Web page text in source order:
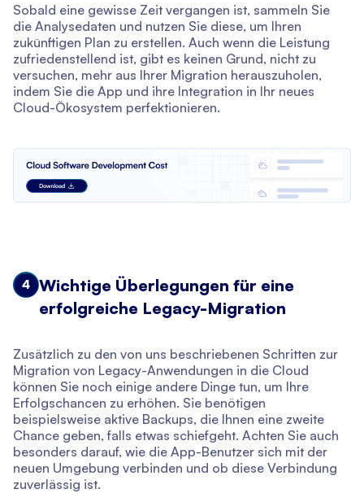
Sobald eine gewisse Zeit vergangen ist, sammeln Sie
die Analysedaten und nutzen Sie diese, um Ihren
zukünftigen Plan zu erstellen. Auch wenn die Leistung
zufriedenstellend ist, gibt es keinen Grund, nicht zu
versuchen, mehr aus Ihrer Migration herauszuholen,
indem Sie die App und ihre Integration in Ihr neues
Cloud-Ökosystem perfektionieren.
4 Wichtige Überlegungen für eine
erfolgreiche Legacy-Migration
Zusätzlich zu den von uns beschriebenen Schritten zur
Migration von Legacy-Anwendungen in die Cloud
können Sie noch einige andere Dinge tun, um Ihre
Erfolgschancen zu erhöhen. Sie benötigen
beispielsweise aktive Backups, die Ihnen eine zweite
Chance geben, falls etwas schiefgeht. Achten Sie auch
besonders darauf, wie die App-Benutzer sich mit der
neuen Umgebung verbinden und ob diese Verbindung
zuverlässig ist.